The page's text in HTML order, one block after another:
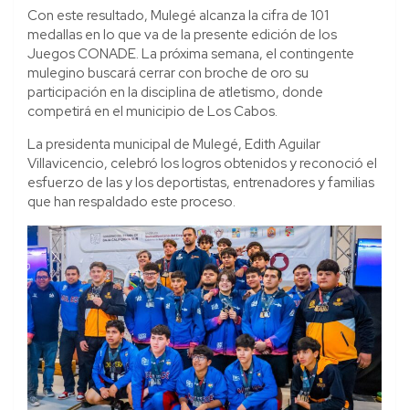
Con este resultado, Mulegé alcanza la cifra de 101
medallas en lo que va de la presente edición de los
Juegos CONADE. La próxima semana, el contingente
mulegino buscará cerrar con broche de oro su
participación en la disciplina de atletismo, donde
competirá en el municipio de Los Cabos.
La presidenta municipal de Mulegé, Edith Aguilar
Villavicencio, celebró los logros obtenidos y reconoció el
esfuerzo de las y los deportistas, entrenadores y familias
que han respaldado este proceso.